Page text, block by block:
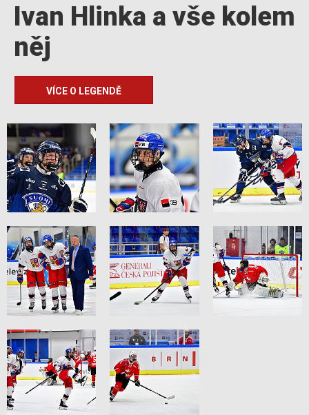
Ivan Hlinka a vše kolem
něj
VÍCE O LEGENDĚ